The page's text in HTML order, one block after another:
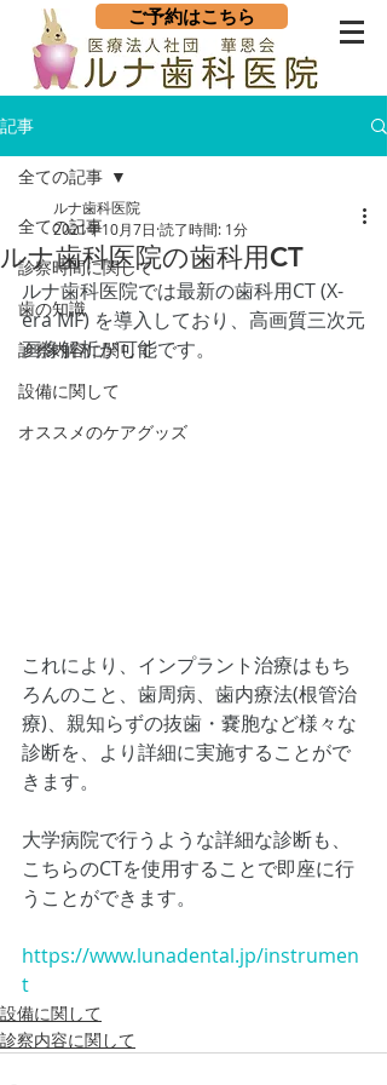
ご予約はこちら
記事
全ての記事
診察時間に関して
歯の知識
診察内容に関して
設備に関して
オススメのケアグッズ
全ての記事
ルナ歯科医院の歯科用CT
ルナ歯科医院
2021年10月7日 読了時間: 1分
ルナ歯科医院では最新の歯科用CT (X-
era MF) を導入しており、高画質三次元
画像解析が可能です。
これにより、インプラント治療はもち
ろんのこと、歯周病、歯内療法(根管治
療)、親知らずの抜歯・嚢胞など様々な
診断を、より詳細に実施することがで
きます。
大学病院で行うような詳細な診断も、
こちらのCTを使用することで即座に行
うことができます。
https://www.lunadental.jp/instrumen
t
設備に関して
診察内容に関して